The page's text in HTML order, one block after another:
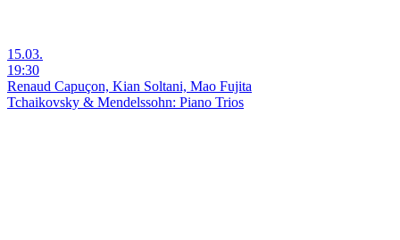
15.03.
19:30
Renaud Capuçon, Kian Soltani, Mao Fujita
Tchaikovsky & Mendelssohn: Piano Trios